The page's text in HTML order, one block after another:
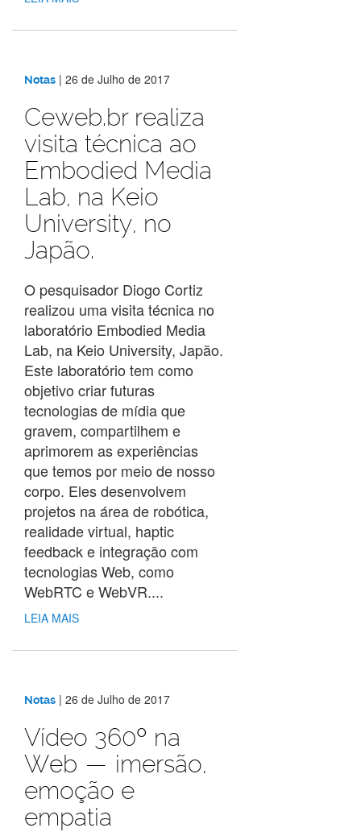
Notas | 26 de Julho de 2017
Ceweb.br realiza
visita técnica ao
Embodied Media
Lab, na Keio
University, no
Japão.
O pesquisador Diogo Cortiz
realizou uma visita técnica no
laboratório Embodied Media
Lab, na Keio University, Japão.
Este laboratório tem como
objetivo criar futuras
tecnologias de mídia que
gravem, compartilhem e
aprimorem as experiências
que temos por meio de nosso
corpo. Eles desenvolvem
projetos na área de robótica,
realidade virtual, haptic
feedback e integração com
tecnologias Web, como
WebRTC e WebVR....
LEIA MAIS
Notas | 26 de Julho de 2017
Vídeo 360º na
Web — imersão,
emoção e
empatia